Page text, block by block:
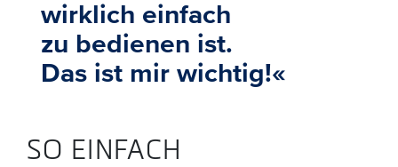
wirklich einfach
zu bedienen ist.
Das ist mir wichtig!«
SO EINFACH